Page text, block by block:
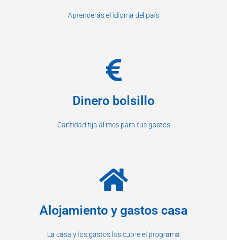
Aprenderás el idioma del país
Dinero bolsillo
Cantidad fija al mes para tus gastos
Alojamiento y gastos casa
La casa y los gastos los cubre el programa